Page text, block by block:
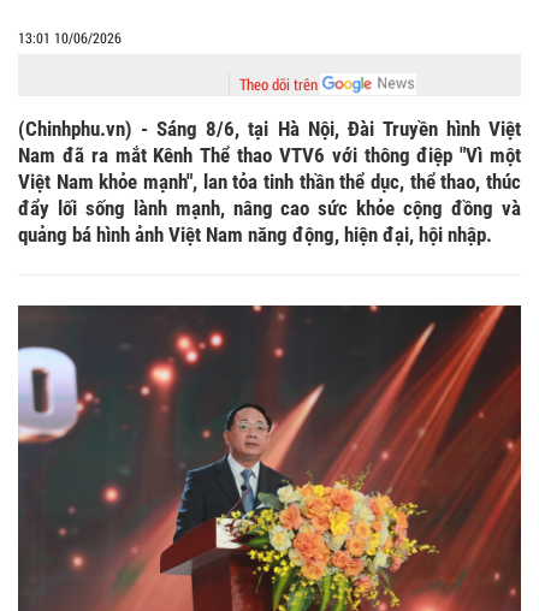
13:01 10/06/2026
Theo dõi trên
(Chinhphu.vn) - Sáng 8/6, tại Hà Nội, Đài Truyền hình Việt
Nam đã ra mắt Kênh Thể thao VTV6 với thông điệp "Vì một
Việt Nam khỏe mạnh", lan tỏa tinh thần thể dục, thể thao, thúc
đẩy lối sống lành mạnh, nâng cao sức khỏe cộng đồng và
quảng bá hình ảnh Việt Nam năng động, hiện đại, hội nhập.